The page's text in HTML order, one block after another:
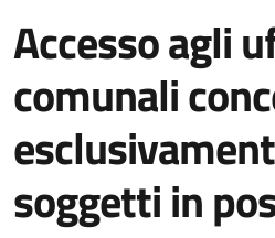
Accesso agli
comunali
soggetti in